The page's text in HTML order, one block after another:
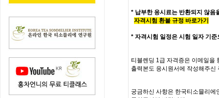
* 납부한 응시료는 반환되지 않
자격시험 환불 규정 바로가기
* 자격시험 일정은 시험 일자 기준
티블렌딩 1급 자격증은 이메일을
출력본도 응시원서에 작성해주신
궁금하신 사항은 한국티소믈리에